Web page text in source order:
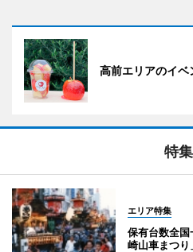
高前エリアのイベ
特集
エリア特集
保有台数全
崎山車まつり